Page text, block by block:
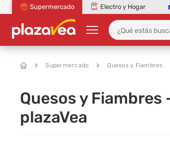
Supermercado Electro y Hogar
Supermercado Quesos y Fiambres
Quesos y Fiambres
plazaVea